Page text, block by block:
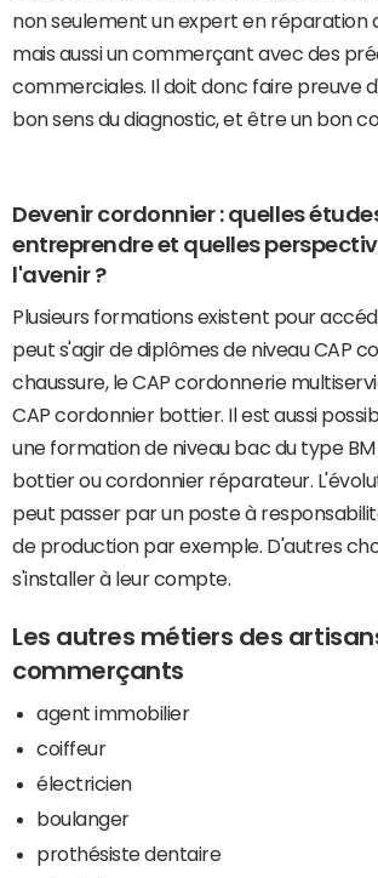
non seulement un expert en réparation
mais aussi un commerçant avec des
commerciales. Il doit donc faire preuve
bon sens du diagnostic, et être un bon
Devenir cordonnier : quelles
entreprendre et quelles
l'avenir ?
Plusieurs formations existent pour
peut s'agir de diplômes de niveau CAP
chaussure, le CAP cordonnerie
CAP cordonnier bottier. Il est aussi
une formation de niveau bac du type
bottier ou cordonnier réparateur.
peut passer par un poste à
de production par exemple. D'autres
s'installer à leur compte.
Les autres métiers des
commerçants
agent immobilier
coiffeur
électricien
boulanger
prothésiste dentaire